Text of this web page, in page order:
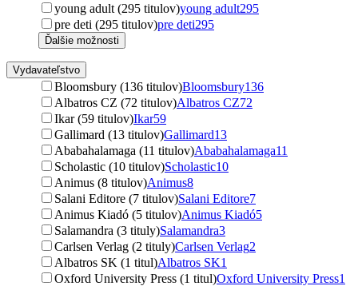
young adult (295 titulov)young adult295
pre deti (295 titulov)pre deti295
Ďalšie možnosti
Vydavateľstvo
Bloomsbury (136 titulov)Bloomsbury136
Albatros CZ (72 titulov)Albatros CZ72
Ikar (59 titulov)Ikar59
Gallimard (13 titulov)Gallimard13
Ababahalamaga (11 titulov)Ababahalamaga11
Scholastic (10 titulov)Scholastic10
Animus (8 titulov)Animus8
Salani Editore (7 titulov)Salani Editore7
Animus Kiadó (5 titulov)Animus Kiadó5
Salamandra (3 tituly)Salamandra3
Carlsen Verlag (2 tituly)Carlsen Verlag2
Albatros SK (1 titul)Albatros SK1
Oxford University Press (1 titul)Oxford University Press1